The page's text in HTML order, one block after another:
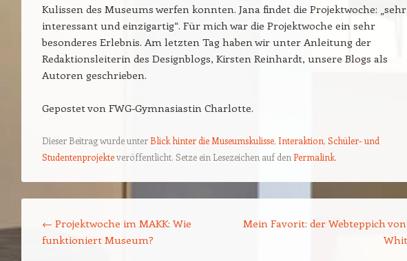
Kulissen des Museums werfen konnten. Jana findet die Projektwoche: „sehr
interessant und einzigartig“. Für mich war die Projektwoche ein sehr
besonderes Erlebnis. Am letzten Tag haben wir unter Anleitung der
Redaktionsleiterin des Designblogs, Kirsten Reinhardt, unsere Blogs als
Autoren geschrieben.
Gepostet von FWG-Gymnasiastin Charlotte.
Dieser Beitrag wurde unterBlick hinter die Museumskulisse, Interaktion, Schüler- und
Studentenprojekteveröffentlicht. Setze ein Lesezeichen auf den Permalink.
← Projektwoche im MAKK: Wie
funktioniert Museum?
Mein Favorit: der Webteppich von